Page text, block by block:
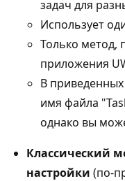
задач для
Использует
Только метод,
приложения
В
имя файла
однако вы
Классический
настройки (по-